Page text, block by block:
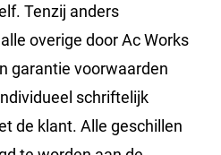
Tenzij anders
overige door Ac Works
garantie voorwaarden
schriftelijk
de klant. Alle geschillen